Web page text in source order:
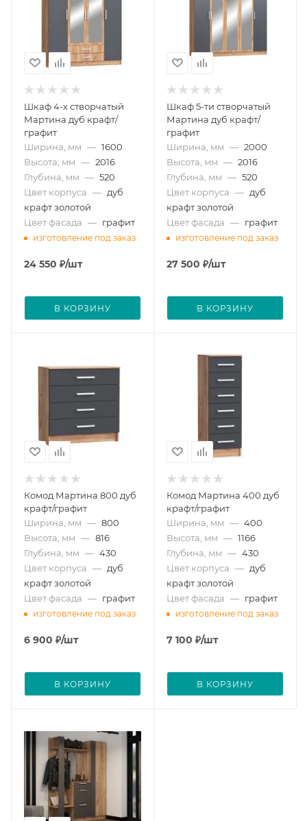
Шкаф 4-х створчатый
Мартина дуб крафт/
графит
Ширина, мм — 1600
Высота, мм — 2016
Глубина, мм — 520
Цвет корпуса — дуб
крафт золотой
Цвет фасада — графит
изготовление под заказ
24 550 ₽/шт
В КОРЗИНУ
Шкаф 5-ти створчатый
Мартина дуб крафт/
графит
Ширина, мм — 2000
Высота, мм — 2016
Глубина, мм — 520
Цвет корпуса — дуб
крафт золотой
Цвет фасада — графит
изготовление под заказ
27 500 ₽/шт
В КОРЗИНУ
Комод Мартина 800 дуб
крафт/графит
Ширина, мм — 800
Высота, мм — 816
Глубина, мм — 430
Цвет корпуса — дуб
крафт золотой
Цвет фасада — графит
изготовление под заказ
6 900 ₽/шт
В КОРЗИНУ
Комод Мартина 400 дуб
крафт/графит
Ширина, мм — 400
Высота, мм — 1166
Глубина, мм — 430
Цвет корпуса — дуб
крафт золотой
Цвет фасада — графит
изготовление под заказ
7 100 ₽/шт
В КОРЗИНУ